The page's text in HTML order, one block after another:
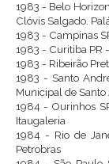
1983 - Belo
Clóvis Salgado.
1983 - Campinas
1983 - Curitiba PR
1983 - Ribeirão
1983 - Santo
Municipal de Santo
1984 - Ourinhos
Itaugaleria
1984 - Rio de
Petrobras